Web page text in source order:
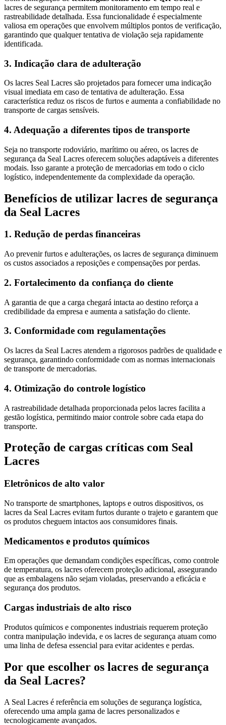
lacres de segurança permitem monitoramento em tempo real e
rastreabilidade detalhada. Essa funcionalidade é especialmente
valiosa em operações que envolvem múltiplos pontos de verificação,
garantindo que qualquer tentativa de violação seja rapidamente
identificada.
3. Indicação clara de adulteração
Os lacres Seal Lacres são projetados para fornecer uma indicação
visual imediata em caso de tentativa de adulteração. Essa
característica reduz os riscos de furtos e aumenta a confiabilidade no
transporte de cargas sensíveis.
4. Adequação a diferentes tipos de transporte
Seja no transporte rodoviário, marítimo ou aéreo, os lacres de
segurança da Seal Lacres oferecem soluções adaptáveis a diferentes
modais. Isso garante a proteção de mercadorias em todo o ciclo
logístico, independentemente da complexidade da operação.
Benefícios de utilizar lacres de segurança
da Seal Lacres
1. Redução de perdas financeiras
Ao prevenir furtos e adulterações, os lacres de segurança diminuem
os custos associados a reposições e compensações por perdas.
2. Fortalecimento da confiança do cliente
A garantia de que a carga chegará intacta ao destino reforça a
credibilidade da empresa e aumenta a satisfação do cliente.
3. Conformidade com regulamentações
Os lacres da Seal Lacres atendem a rigorosos padrões de qualidade e
segurança, garantindo conformidade com as normas internacionais
de transporte de mercadorias.
4. Otimização do controle logístico
A rastreabilidade detalhada proporcionada pelos lacres facilita a
gestão logística, permitindo maior controle sobre cada etapa do
transporte.
Proteção de cargas críticas com Seal
Lacres
Eletrônicos de alto valor
No transporte de smartphones, laptops e outros dispositivos, os
lacres da Seal Lacres evitam furtos durante o trajeto e garantem que
os produtos cheguem intactos aos consumidores finais.
Medicamentos e produtos químicos
Em operações que demandam condições específicas, como controle
de temperatura, os lacres oferecem proteção adicional, assegurando
que as embalagens não sejam violadas, preservando a eficácia e
segurança dos produtos.
Cargas industriais de alto risco
Produtos químicos e componentes industriais requerem proteção
contra manipulação indevida, e os lacres de segurança atuam como
uma linha de defesa essencial para evitar acidentes e perdas.
Por que escolher os lacres de segurança
da Seal Lacres?
A Seal Lacres é referência em soluções de segurança logística,
oferecendo uma ampla gama de lacres personalizados e
tecnologicamente avançados.